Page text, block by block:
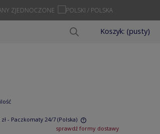
Koszyk: (pusty)
- Paczkomaty 24/7 (Polska)
sprawdź formy dostawy